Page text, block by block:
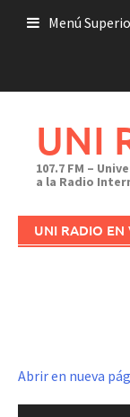
Menú
UNI
107.7 FM –
a la Radio
UNI RADIO EN
Abrir en nueva